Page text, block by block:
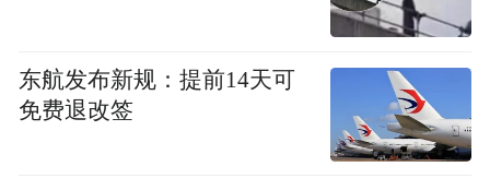
招股意向书显示，中国铀业基于天然铀业务
收入及利润增长，预计其2025年全年的营业
东航发布新规：提前14天可
免费退改签